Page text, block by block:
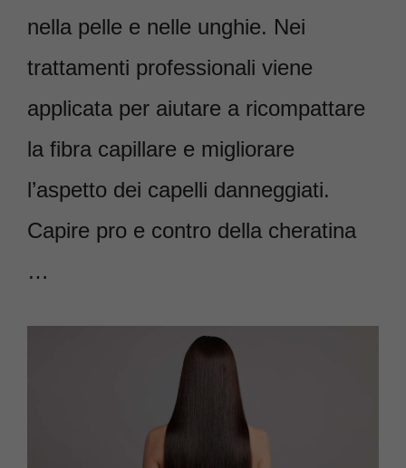
nella pelle e nelle unghie. Nei
trattamenti professionali viene
applicata per aiutare a ricompattare
la fibra capillare e migliorare
l’aspetto dei capelli danneggiati.
Capire pro e contro della cheratina
…